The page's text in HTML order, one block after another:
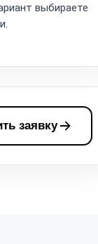
выбираете
заявку